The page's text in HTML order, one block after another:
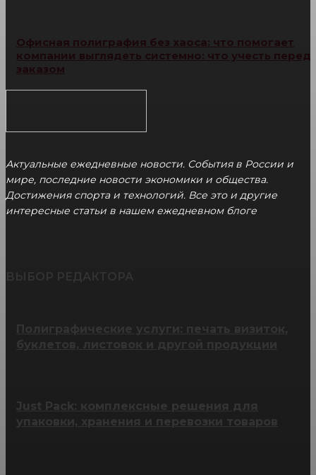
Офисная полиграфия без хаоса: что помогает
компании выглядеть системно: что учесть перед
заказом
Актуальные ежедневные новости. События в России и
мире, последние новости экономики и общества.
Достижения спорта и технологий. Все это и другие
интересные статьи в нашем ежедневном блоге
Just Pack: комплексные решения для
упаковки, хранения и перевозки товаров